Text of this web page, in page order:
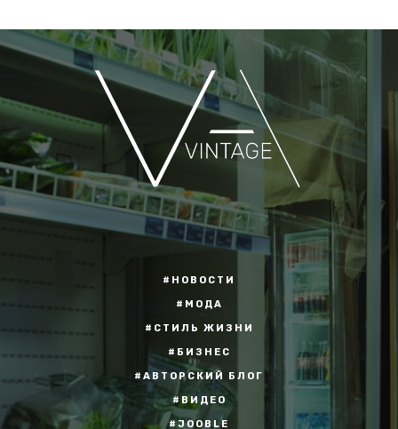
#НОВОСТИ
#МОДА
#СТИЛЬ ЖИЗНИ
#БИЗНЕС
#АВТОРСКИЙ БЛОГ
#ВИДЕО
#JOOBLE